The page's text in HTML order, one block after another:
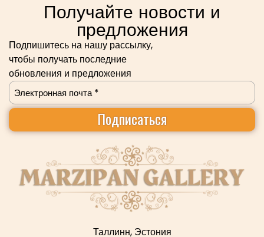
Получайте новости и
предложения
Подпишитесь на нашу рассылку,
чтобы получать последние
обновления и предложения
Электронная
почта
Таллинн, Эстония